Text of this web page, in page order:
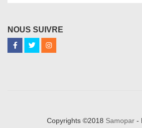
NOUS SUIVRE
Copyrights ©2018 Samopar-